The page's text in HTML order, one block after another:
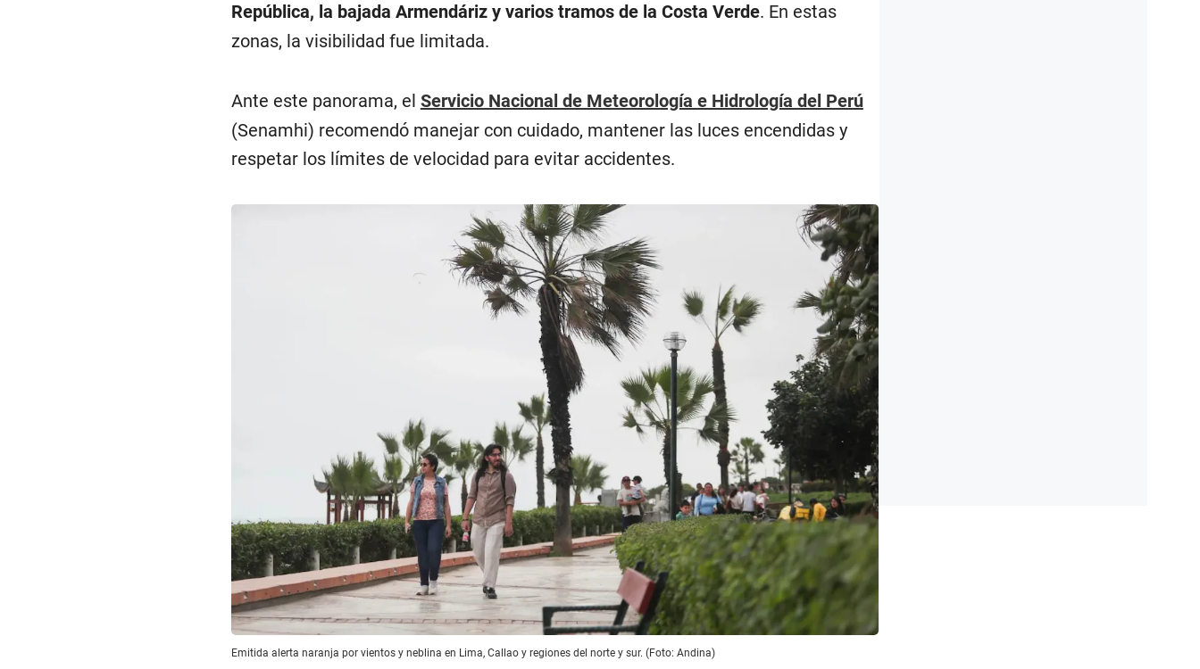
República, la bajada Armendáriz y varios tramos de la Costa Verde. En estas
zonas, la visibilidad fue limitada.
Ante este panorama, el Servicio Nacional de Meteorología e Hidrología del Perú
(Senamhi) recomendó manejar con cuidado, mantener las luces encendidas y
respetar los límites de velocidad para evitar accidentes.
Emitida alerta naranja por vientos y neblina en Lima, Callao y regiones del norte y sur. (Foto: Andina)